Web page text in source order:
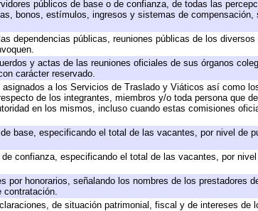
públicos de base o de confianza, de todas las
bonos, estímulos, ingresos y sistemas de compensación,
dependencias públicas, reuniones públicas de los
y actas de las reuniones oficiales de sus órganos
carácter reservado.
a los Servicios de Traslado y Viáticos así como
de los integrantes, miembros y/o toda persona que
en los mismos, incluso cuando estas comisiones
base, especificando el total de las vacantes, por nivel de
confianza, especificando el total de las vacantes, por
por honorarios, señalando los nombres de los prestadores
contratación.
de situación patrimonial, fiscal y de intereses de